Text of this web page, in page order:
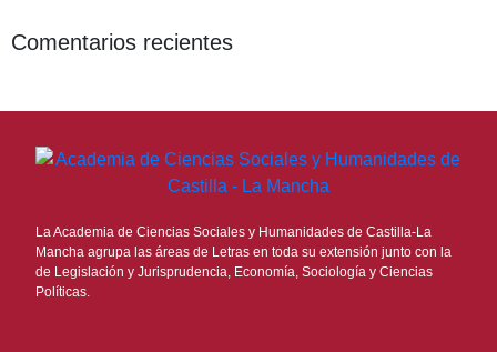
Comentarios recientes
La Academia de Ciencias Sociales y Humanidades de Castilla-La
Mancha agrupa las áreas de Letras en toda su extensión junto con la
de Legislación y Jurisprudencia, Economía, Sociología y Ciencias
Políticas.